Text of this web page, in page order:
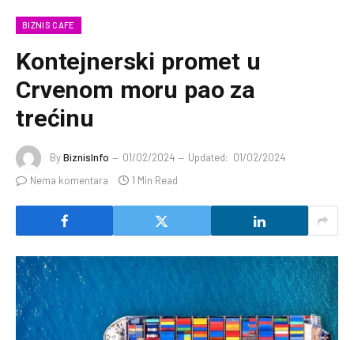
BIZNIS CAFE
Kontejnerski promet u
Crvenom moru pao za
trećinu
ByBiznisInfo 01/02/2024 Updated: 01/02/2024
Nema komentara
1 Min Read